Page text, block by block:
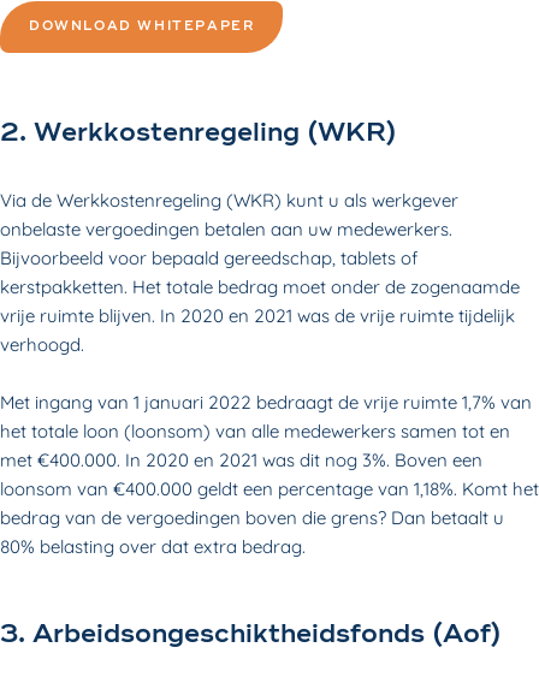
DOWNLOAD WHITEPAPER
2. Werkkostenregeling (WKR)
Via de Werkkostenregeling (WKR) kunt u als werkgever
onbelaste vergoedingen betalen aan uw medewerkers.
Bijvoorbeeld voor bepaald gereedschap, tablets of
kerstpakketten. Het totale bedrag moet onder de zogenaamde
vrije ruimte blijven. In 2020 en 2021 was de vrije ruimte tijdelijk
verhoogd.
Met ingang van 1 januari 2022 bedraagt de vrije ruimte 1,7% van
het totale loon (loonsom) van alle medewerkers samen tot en
met €400.000. In 2020 en 2021 was dit nog 3%. Boven een
loonsom van €400.000 geldt een percentage van 1,18%. Komt het
bedrag van de vergoedingen boven die grens? Dan betaalt u
80% belasting over dat extra bedrag.
3. Arbeidsongeschiktheidsfonds (Aof)